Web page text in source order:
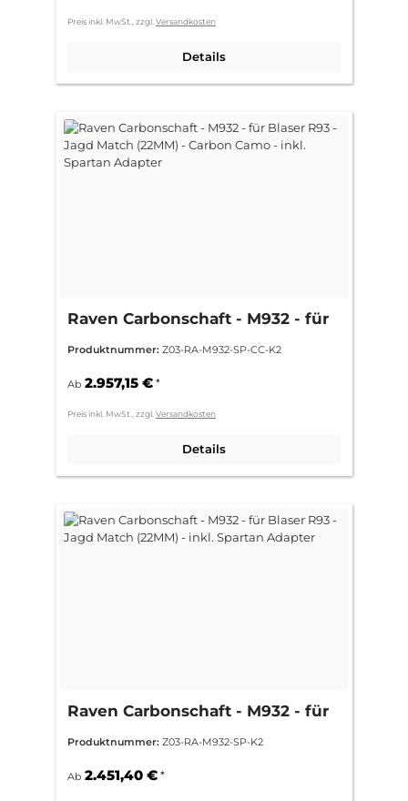
Preis inkl. MwSt., zzgl.Versandkosten
Details
Raven Carbonschaft - M932 - für
Carbon Camo - inkl. Spartan
Adapter
Produktnummer: Z03-RA-M932-SP-CC-K2
Ab 2.957,15 € *
Preis inkl. MwSt., zzgl.Versandkosten
Details
Raven Carbonschaft - M932 - für
inkl. Spartan Adapter
Produktnummer: Z03-RA-M932-SP-K2
Ab 2.451,40 € *